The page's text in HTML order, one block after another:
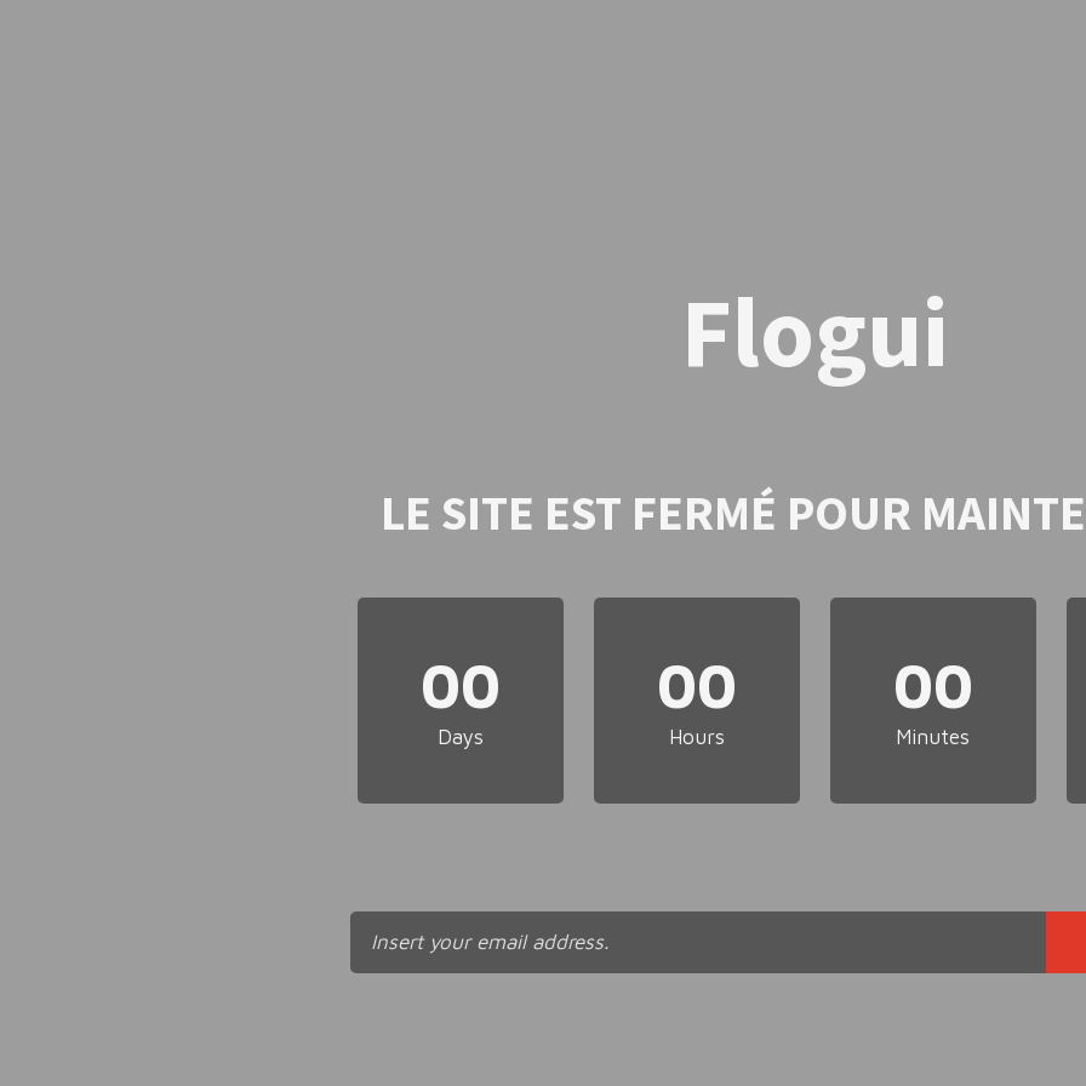
Flogui
LE SITE EST FERMÉ POUR
00
Days
00
Hours
00
Minutes